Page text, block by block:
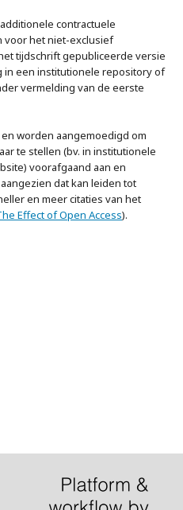
contractuele
voor het niet-exclusief
tijdschrift gepubliceerde versie
in een institutionele repository of
vermelding van de eerste
worden aangemoedigd om
te stellen (bv. in institutionele
voorafgaand aan en
dat kan leiden tot
en meer citaties van het
Effect of Open Access).